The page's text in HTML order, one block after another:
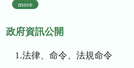
more
政府資訊公開
1.法律、命令、法規命令